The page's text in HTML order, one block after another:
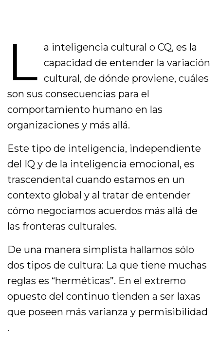
L a inteligencia cultural o CQ, es la
capacidad de entender la variación
cultural, de dónde proviene, cuáles
son sus consecuencias para el
comportamiento humano en las
organizaciones y más allá.
Este tipo de inteligencia, independiente
del IQ y de la inteligencia emocional, es
trascendental cuando estamos en un
contexto global y al tratar de entender
cómo negociamos acuerdos más allá de
las fronteras culturales.
De una manera simplista hallamos sólo
dos tipos de cultura: La que tiene muchas
reglas es “herméticas”. En el extremo
opuesto del continuo tienden a ser laxas
que poseen más varianza y permisibilidad
.